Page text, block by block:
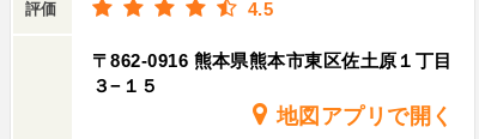
評価 4.5
〒862-0916 熊本県熊本市東区佐土原１丁目
３−１５
地図アプリで開く